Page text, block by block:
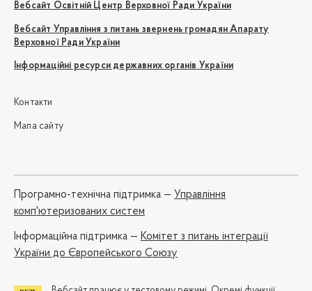
Вебсайт Освітній Центр Верховної Ради України
Вебсайт Управління з питань звернень громадян Апарату
Верховної Ради України
Інформаційні ресурси державних органів України
Контакти
Мапа сайту
Програмно-технічна підтримка — Управління
комп'ютеризованих систем
Iнформаційна підтримка — Комітет з питань інтеграції
України до Європейського Союзу